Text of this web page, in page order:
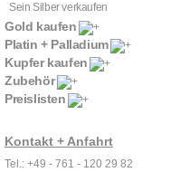
Sein Silber verkaufen
Gold kaufen
Platin + Palladium
Kupfer kaufen
Zubehör
Preislisten
Kontakt + Anfahrt
Tel.: +49 - 761 - 120 29 82